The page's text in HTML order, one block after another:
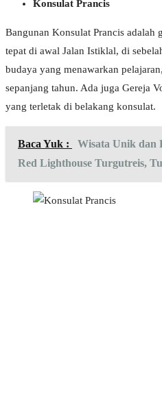
Konsulat Prancis
Bangunan Konsulat Prancis adalah
tepat di awal Jalan Istiklal, di
budaya yang menawarkan
sepanjang tahun. Ada juga Gereja
yang terletak di belakang konsulat.
Baca Yuk :
Wisata Unik dan
Red Lighthouse Turgutreis,